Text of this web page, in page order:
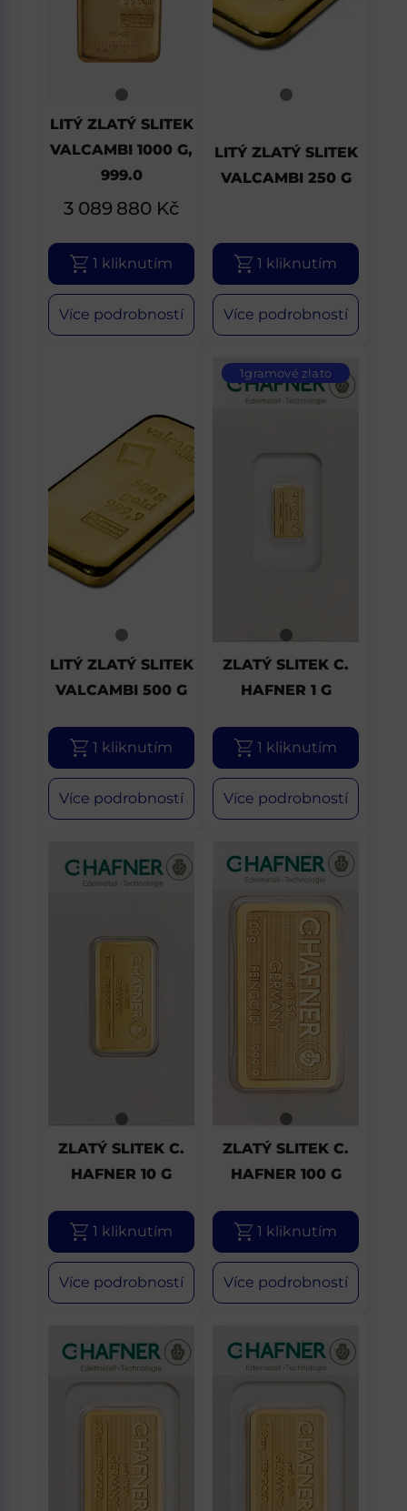
LITÝ ZLATÝ SLITEK
VALCAMBI 1000 G,
999.0
3 089 880 Kč
1 kliknutím
Více podrobností
LITÝ ZLATÝ SLITEK
VALCAMBI 250 G
1 kliknutím
Více podrobností
LITÝ ZLATÝ SLITEK
VALCAMBI 500 G
1 kliknutím
Více podrobností
1gramové zlato
ZLATÝ SLITEK C.
HAFNER 1 G
1 kliknutím
Více podrobností
ZLATÝ SLITEK C.
HAFNER 10 G
1 kliknutím
Více podrobností
ZLATÝ SLITEK C.
HAFNER 100 G
1 kliknutím
Více podrobností